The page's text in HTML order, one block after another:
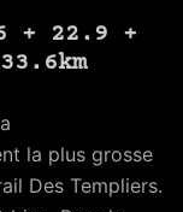
+ 22.9 +
la plus grosse
Des Templiers.